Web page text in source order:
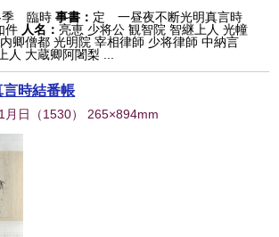
臨時 事書： 定 一昼夜不断光明真言時
件 人名：亮恵 少将公 観智院 智継上人 光幢
卿僧都 光明院 宰相律師 少将律師 中納言
人 大蔵卿阿闍梨 ...
時結番帳
月日 （1530） 265×894mm